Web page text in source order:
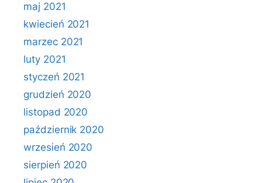
maj 2021
kwiecień 2021
marzec 2021
luty 2021
styczeń 2021
grudzień 2020
listopad 2020
październik 2020
wrzesień 2020
sierpień 2020